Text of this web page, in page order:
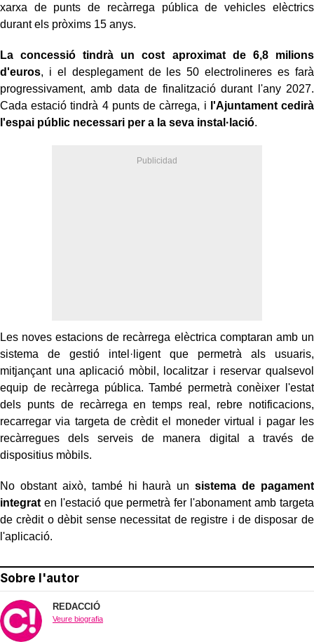
xarxa de punts de recàrrega pública de vehicles elèctrics
durant els pròxims 15 anys.
La concessió tindrà un cost aproximat de 6,8 milions
d'euros, i el desplegament de les 50 electrolineres es farà
progressivament, amb data de finalització durant l'any 2027.
Cada estació tindrà 4 punts de càrrega, i l'Ajuntament cedirà
l'espai públic necessari per a la seva instal·lació.
Les noves estacions de recàrrega elèctrica comptaran amb un
sistema de gestió intel·ligent que permetrà als usuaris,
mitjançant una aplicació mòbil, localitzar i reservar qualsevol
equip de recàrrega pública. També permetrà conèixer l'estat
dels punts de recàrrega en temps real, rebre notificacions,
recarregar via targeta de crèdit el moneder virtual i pagar les
recàrregues dels serveis de manera digital a través de
dispositius mòbils.
No obstant això, també hi haurà unsistema de pagament
integrat en l'estació que permetrà fer l'abonament amb targeta
de crèdit o dèbit sense necessitat de registre i de disposar de
l'aplicació.
Sobre l'autor
REDACCIÓ
Veure biografia